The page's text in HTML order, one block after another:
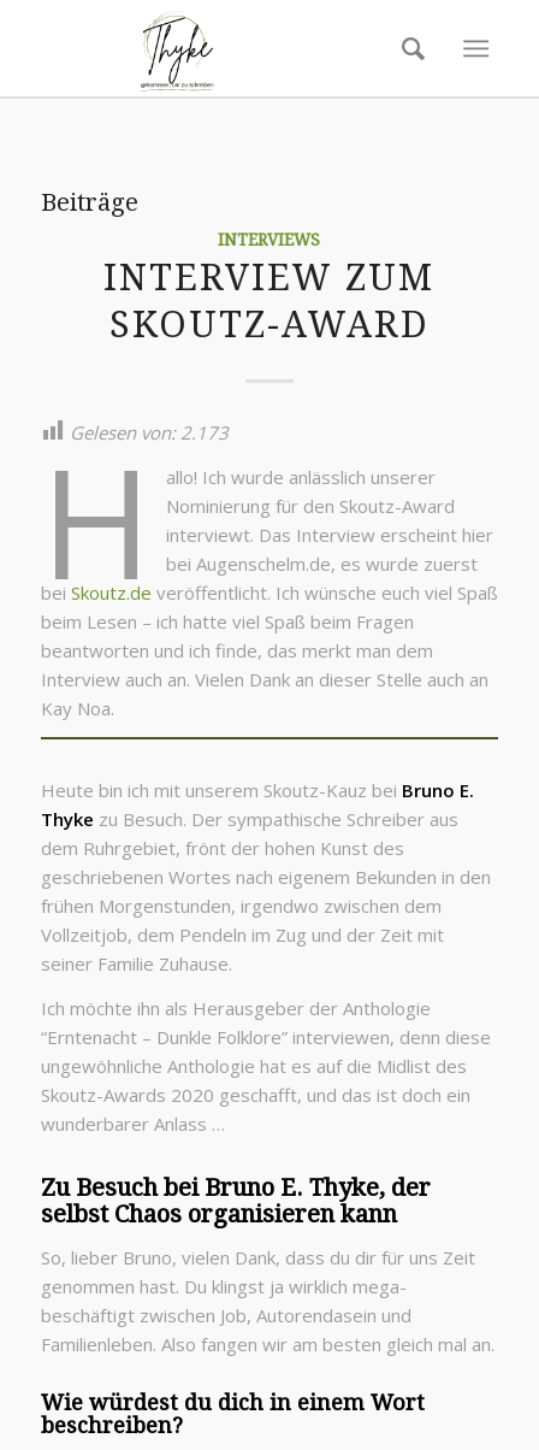
Beiträge
INTERVIEWS
INTERVIEW ZUM
SKOUTZ-AWARD
Gelesen von: 2.173
H
allo! Ich wurde anlässlich unserer
Nominierung für den Skoutz-Award
interviewt. Das Interview erscheint hier
bei Augenschelm.de, es wurde zuerst
bei Skoutz.de veröffentlicht. Ich wünsche euch viel Spaß
beim Lesen – ich hatte viel Spaß beim Fragen
beantworten und ich finde, das merkt man dem
Interview auch an. Vielen Dank an dieser Stelle auch an
Kay Noa.
Heute bin ich mit unserem Skoutz-Kauz bei Bruno E.
Thyke zu Besuch. Der sympathische Schreiber aus
dem Ruhrgebiet, frönt der hohen Kunst des
geschriebenen Wortes nach eigenem Bekunden in den
frühen Morgenstunden, irgendwo zwischen dem
Vollzeitjob, dem Pendeln im Zug und der Zeit mit
seiner Familie Zuhause.
Ich möchte ihn als Herausgeber der Anthologie
“Erntenacht – Dunkle Folklore” interviewen, denn diese
ungewöhnliche Anthologie hat es auf die Midlist des
Skoutz-Awards 2020 geschafft, und das ist doch ein
wunderbarer Anlass …
Zu Besuch bei Bruno E. Thyke, der
selbst Chaos organisieren kann
So, lieber Bruno, vielen Dank, dass du dir für uns Zeit
genommen hast. Du klingst ja wirklich mega-
beschäftigt zwischen Job, Autorendasein und
Familienleben. Also fangen wir am besten gleich mal an.
Wie würdest du dich in einem Wort
beschreiben?